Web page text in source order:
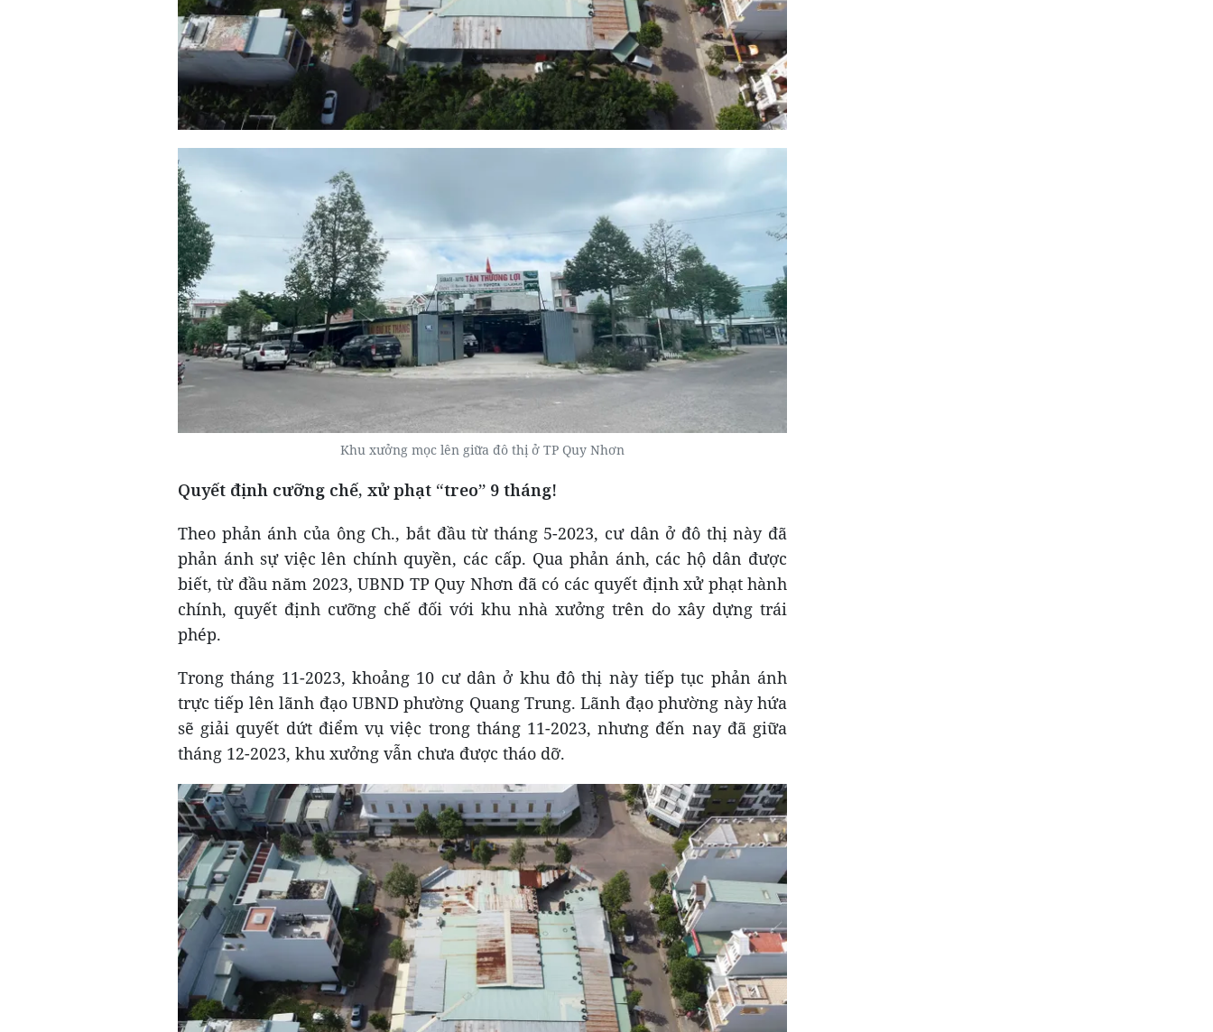
Khu xưởng mọc lên giữa đô thị ở TP Quy Nhơn
Quyết định cưỡng chế, xử phạt “treo” 9 tháng!
Theo phản ánh của ông Ch., bắt đầu từ tháng 5-2023, cư dân ở đô thị này đã
phản ánh sự việc lên chính quyền, các cấp. Qua phản ánh, các hộ dân được
biết, từ đầu năm 2023, UBND TP Quy Nhơn đã có các quyết định xử phạt hành
chính, quyết định cưỡng chế đối với khu nhà xưởng trên do xây dựng trái
phép.
Trong tháng 11-2023, khoảng 10 cư dân ở khu đô thị này tiếp tục phản ánh
trực tiếp lên lãnh đạo UBND phường Quang Trung. Lãnh đạo phường này hứa
sẽ giải quyết dứt điểm vụ việc trong tháng 11-2023, nhưng đến nay đã giữa
tháng 12-2023, khu xưởng vẫn chưa được tháo dỡ.